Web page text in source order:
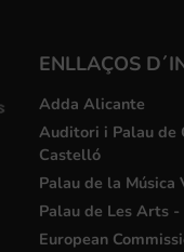
ENLLAÇOS
Adda Alicante
Auditori i Palau de
Castelló
Palau de la Música
Palau de Les Arts -
European